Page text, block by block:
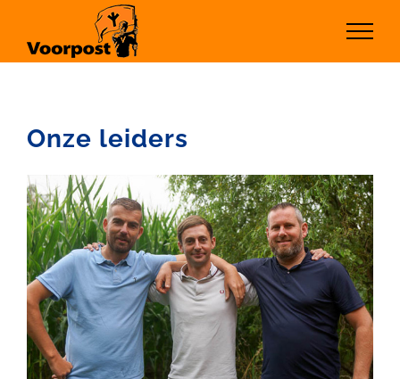
inhoud
Onze leiders